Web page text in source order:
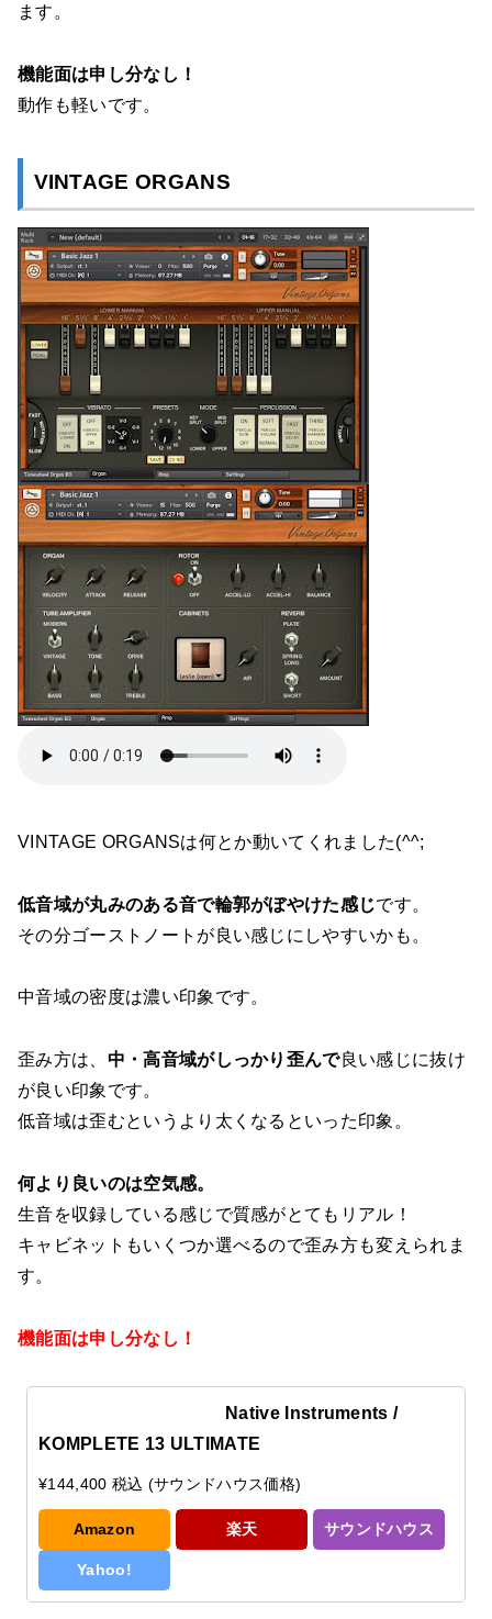
ます。
機能面は申し分なし！
動作も軽いです。
VINTAGE ORGANS
VINTAGE ORGANSは何とか動いてくれました(^^;
低音域が丸みのある音で輪郭がぼやけた感じです。
その分ゴーストノートが良い感じにしやすいかも。
中音域の密度は濃い印象です。
歪み方は、 中・高音域がしっかり歪んで良い感じに抜け
が良い印象です。
低音域は歪むというより太くなるといった印象。
何より良いのは空気感。
生音を収録している感じで質感がとてもリアル！
キャビネットもいくつか選べるので歪み方も変えられま
す。
機能面は申し分なし！
Native Instruments /
KOMPLETE 13 ULTIMATE
¥144,400 税込 (サウンドハウス価格)
Amazon 楽天 サウンドハウス
Yahoo!